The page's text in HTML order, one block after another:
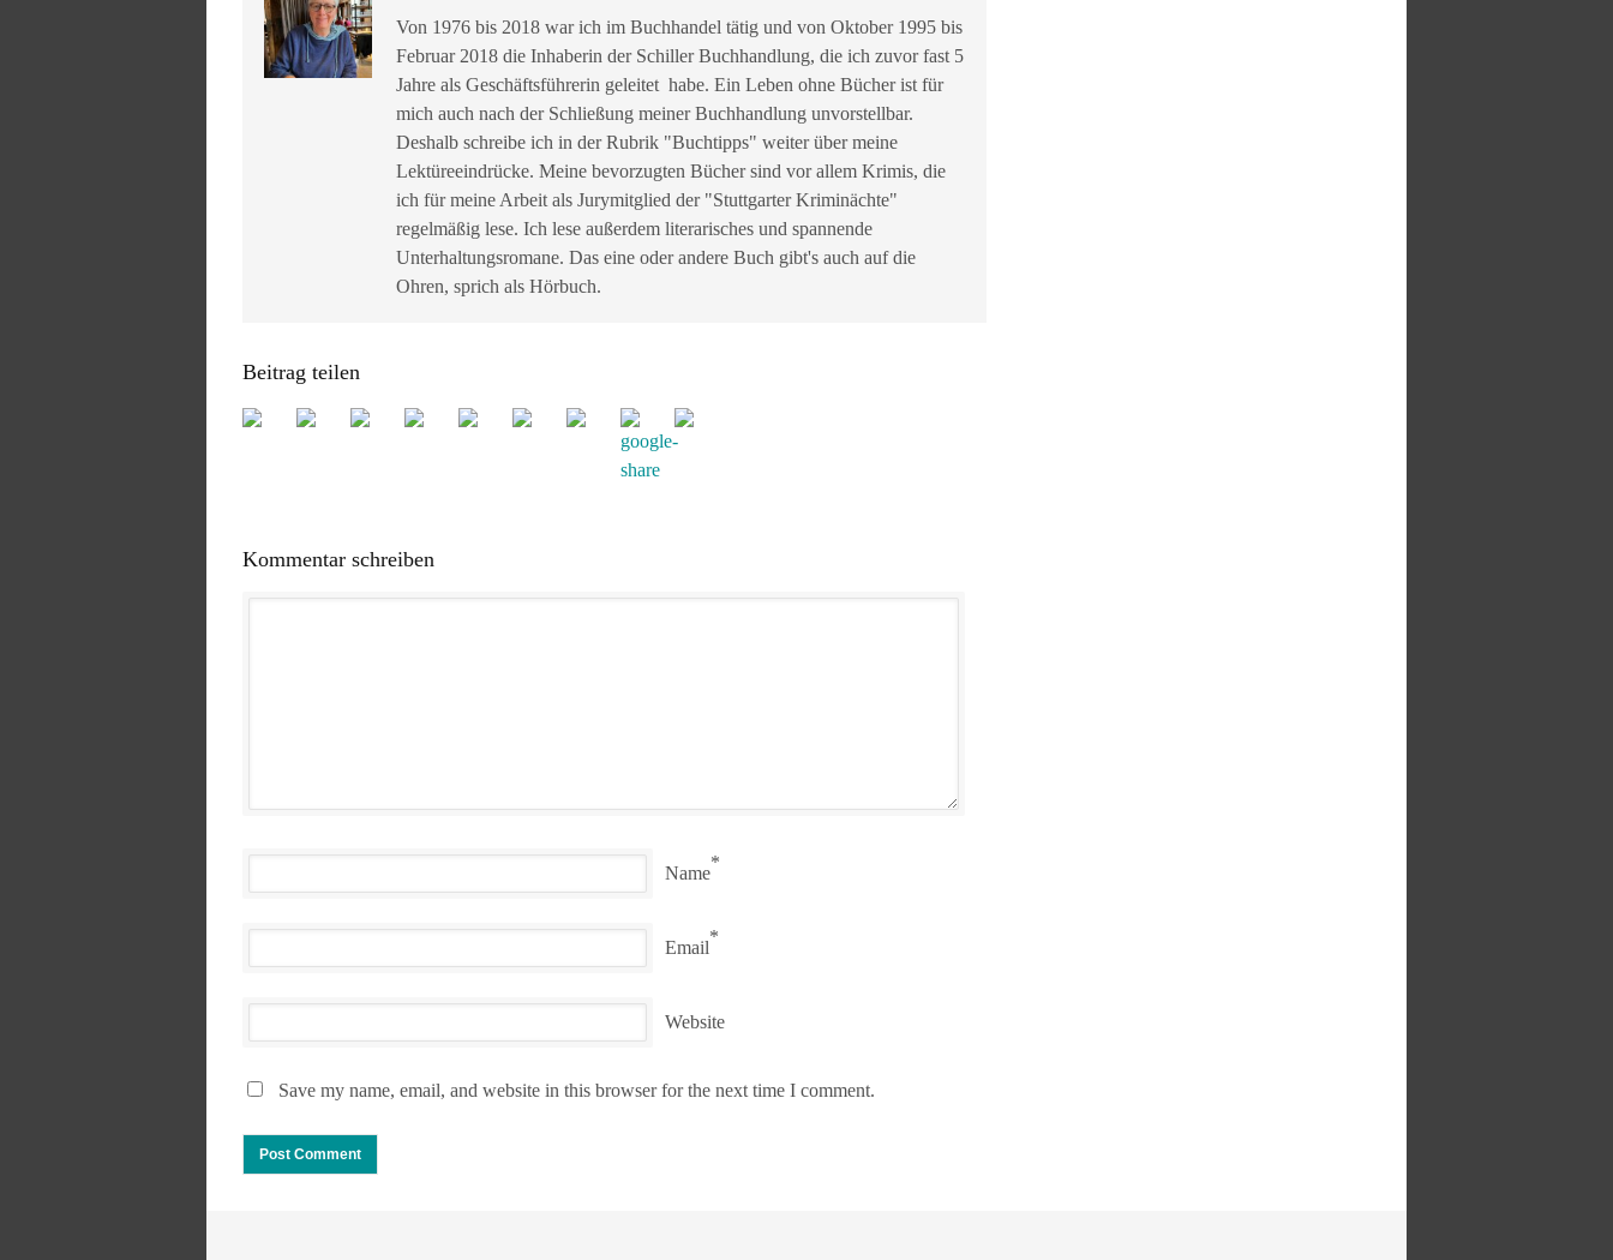
Von 1976 bis 2018 war ich im Buchhandel tätig und von Oktober 1995 bis
Februar 2018 die Inhaberin der Schiller Buchhandlung, die ich zuvor fast 5
Jahre als Geschäftsführerin geleitet habe. Ein Leben ohne Bücher ist für
mich auch nach der Schließung meiner Buchhandlung unvorstellbar.
Deshalb schreibe ich in der Rubrik "Buchtipps" weiter über meine
Lektüreeindrücke. Meine bevorzugten Bücher sind vor allem Krimis, die
ich für meine Arbeit als Jurymitglied der "Stuttgarter Kriminächte"
regelmäßig lese. Ich lese außerdem literarisches und spannende
Unterhaltungsromane. Das eine oder andere Buch gibt's auch auf die
Ohren, sprich als Hörbuch.
Beitrag teilen
Kommentar schreiben
Name
*
Email
*
Website
Save my name, email, and website in this browser for the next time I comment.